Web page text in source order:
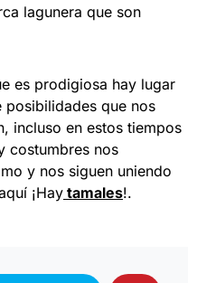
lagunera que son
es prodigiosa hay lugar
posibilidades que nos
incluso en estos tiempos
costumbres nos
y nos siguen uniendo
¡Hay tamales!.